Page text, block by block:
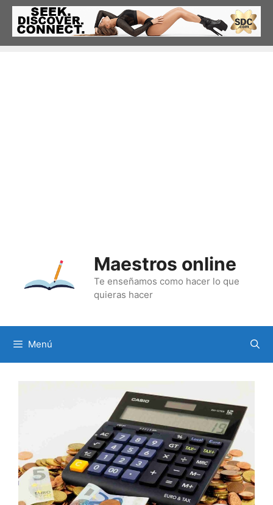
Saltar
contenido
Maestros online
Te enseñamos como hacer lo que
quieras hacer
Menú